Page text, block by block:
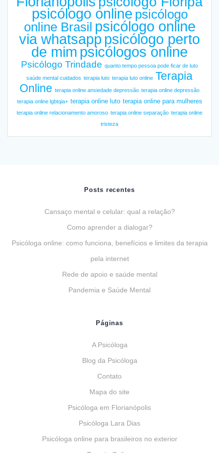
psicólogo online psicólogo
online Brasil psicólogo online
via whatsapp psicólogo perto
de mim psicólogos online
Psicólogo Trindade quanto tempo pessoa pode ficar de luto
saúde mental cuidados terapia luto terapia luto online Terapia
Online terapia online ansiedade depressão terapia online depressão
terapia online lgbtqia+ terapia online luto terapia online para mulheres
terapia online relacionamento amoroso terapia online separação terapia online
tristeza
Posts recentes
Cansaço mental e celular: qual a relação?
Como aprender a dialogar?
Psicóloga online: como funciona, benefícios e limites da terapia
pela internet
Rede de apoio e saúde mental
Pandemia e Saúde Mental
Páginas
A Psicóloga
Blog da Psicóloga
Contato
Mapa do site
Psicóloga em Florianópolis
Psicóloga Lara Dias
Psicóloga online para brasileiros no exterior